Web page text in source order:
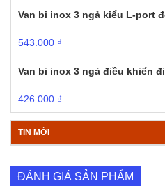
Van bi inox 3 ngả kiểu L-port
543.000 ₫
Van bi inox 3 ngả điều khiển
426.000 ₫
TIN MỚI
ĐÁNH GIÁ SẢN PHẨM